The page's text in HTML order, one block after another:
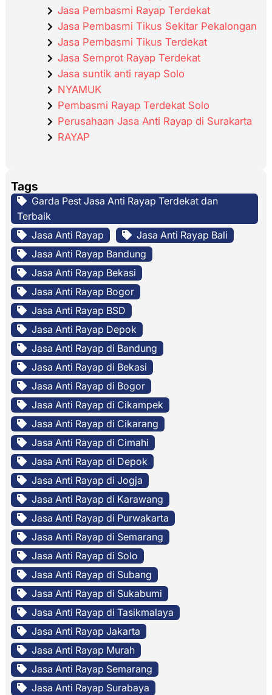
Jasa Pembasmi Rayap Terdekat
Jasa Pembasmi Tikus Sekitar Pekalongan
Jasa Pembasmi Tikus Terdekat
Jasa Semprot Rayap Terdekat
Jasa suntik anti rayap Solo
NYAMUK
Pembasmi Rayap Terdekat Solo
Perusahaan Jasa Anti Rayap di Surakarta
RAYAP
Tags
Garda Pest Jasa Anti Rayap Terdekat dan
Terbaik
Jasa Anti Rayap
Jasa Anti Rayap Bali
Jasa Anti Rayap Bandung
Jasa Anti Rayap Bekasi
Jasa Anti Rayap Bogor
Jasa Anti Rayap BSD
Jasa Anti Rayap Depok
Jasa Anti Rayap di Bandung
Jasa Anti Rayap di Bekasi
Jasa Anti Rayap di Bogor
Jasa Anti Rayap di Cikampek
Jasa Anti Rayap di Cikarang
Jasa Anti Rayap di Cimahi
Jasa Anti Rayap di Depok
Jasa Anti Rayap di Jogja
Jasa Anti Rayap di Karawang
Jasa Anti Rayap di Purwakarta
Jasa Anti Rayap di Semarang
Jasa Anti Rayap di Solo
Jasa Anti Rayap di Subang
Jasa Anti Rayap di Sukabumi
Jasa Anti Rayap di Tasikmalaya
Jasa Anti Rayap Jakarta
Jasa Anti Rayap Murah
Jasa Anti Rayap Semarang
Jasa Anti Rayap Surabaya